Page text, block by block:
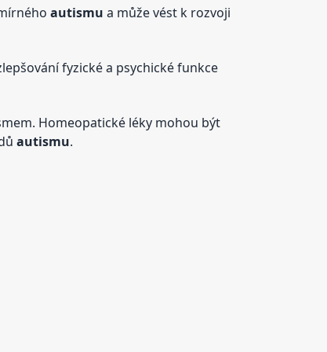
autismu a může vést k rozvoji
fyzické a psychické funkce
Homeopatické léky mohou být
autismu.